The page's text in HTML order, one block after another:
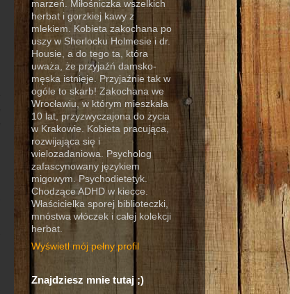
marzeń. Miłośniczka wszelkich
herbat i gorzkiej kawy z
mlekiem. Kobieta zakochana po
uszy w Sherlocku Holmesie i dr.
Housie, a do tego ta, która
uważa, że przyjaźń damsko-
męska istnieje. Przyjaźnie tak w
ogóle to skarb! Zakochana we
Wrocławiu, w którym mieszkała
10 lat, przyzwyczajona do życia
w Krakowie. Kobieta pracująca,
rozwijająca się i
wielozadaniowa. Psycholog
zafascynowany językiem
migowym. Psychodietetyk.
Chodzące ADHD w kiecce.
Właścicielka sporej biblioteczki,
mnóstwa włóczek i całej kolekcji
herbat.
Wyświetl mój pełny profil
Znajdziesz mnie tutaj ;)